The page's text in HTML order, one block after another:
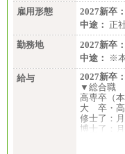
※固定給に
※試用期間
雇用形態
2027新卒：
中途： 正
勤務地
2027新卒：
中途：
※
給与
2027新卒：
▼総合職
高専卒（
大 卒・高
修士了：
博士了：月